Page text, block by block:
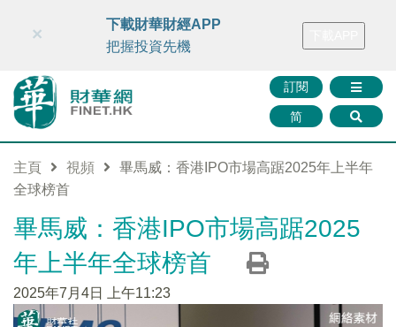
財華智庫網 FINTV FINMETA 財華證券 媒體矩陣
訂閱
简
×
下載財華財經APP
把握投資先機
主頁 視頻
畢馬威：香港IPO市場高踞2025年上半年
全球榜首
畢馬威：香港IPO市場高踞2025
年上半年全球榜首
2025年7月4日 上午11:23